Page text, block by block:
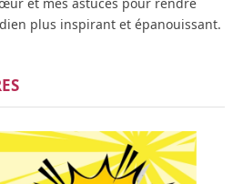
plus inspirant et épanouissant.